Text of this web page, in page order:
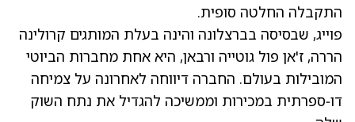
התקבלה החלטה סופית.
פוייג, שבסיסה בברצלונה והינה בעלת המותגים קרולינה
הררה, ז'אן פול גוטייה ורבאן, היא אחת מחברות הביוטי
המובילות בעולם. החברה דיווחה לאחרונה על צמיחה
דו‑ספרתית במכירות וממשיכה להגדיל את נתח השוק